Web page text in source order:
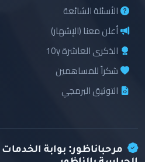
الأسئلة الشائعة
أعلن معنا (الإشهار)
الذكرى العاشرة 10y
شكراً للمساهمين
التوثيق البرمجي
مرحباناظور: بوابة